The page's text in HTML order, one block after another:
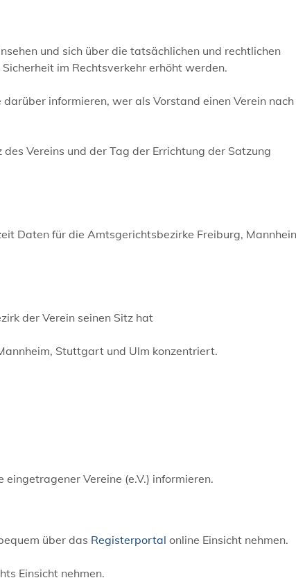
und sich über die tatsächlichen und rechtlichen
im Rechtsverkehr erhöht werden.
informieren, wer als Vorstand einen Verein
Vereins und der Tag der Errichtung der Satzung
Daten für die Amtsgerichtsbezirke Freiburg,
der Verein seinen Sitz hat
Stuttgart und Ulm konzentriert.
Vereine (e.V.) informieren.
über das Registerportal online Einsicht nehmen.
Einsicht nehmen.